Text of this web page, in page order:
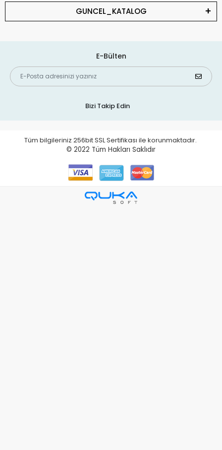
GUNCEL_KATALOG
E-Bülten
Bizi Takip Edin
Tüm bilgileriniz 256bit SSL Sertifikası ile korunmaktadır.
© 2022 Tüm Hakları Saklıdır